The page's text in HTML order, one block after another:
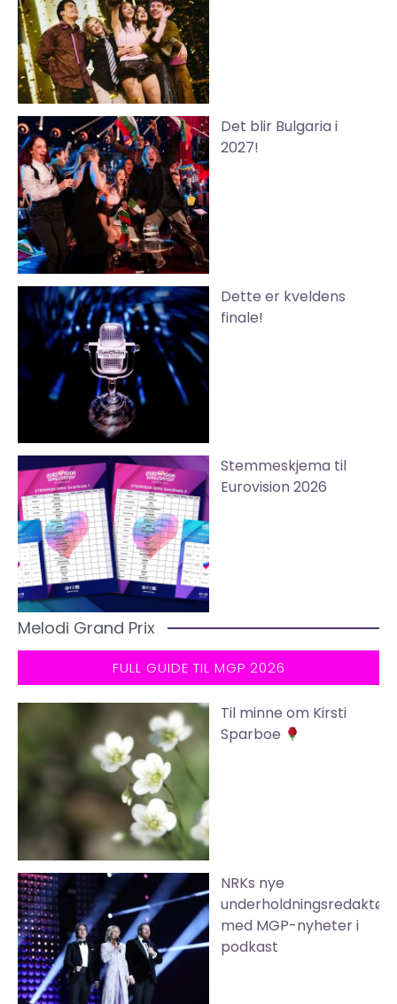
Det blir Bulgaria i
2027!
Dette er kveldens
finale!
Stemmeskjema til
Eurovision 2026
Melodi Grand Prix
FULL GUIDE TIL MGP 2026
Til minne om Kirsti
Sparboe
NRKs nye
underholdningsredaktør
med MGP-nyheter i
podkast